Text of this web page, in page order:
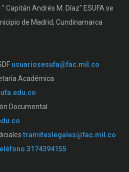
Capitán Andrés M. Díaz" ESUFA se
de Madrid, Cundinamarca
usuariosesufa@fac.mil.co
Académica
Documental
tramiteslegales@fac.mil.co
3174394155